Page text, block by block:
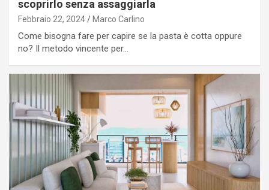
scoprirlo senza assaggiarla
Febbraio 22, 2024 Marco Carlino
Come bisogna fare per capire se la pasta è cotta oppure
no? Il metodo vincente per…